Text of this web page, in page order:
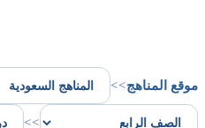
موقع المناهج>>
>>